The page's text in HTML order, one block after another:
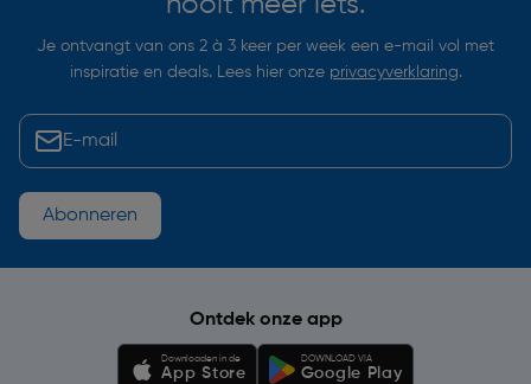
Je ontvangt van ons 2 à 3 keer per week een e-mail vol met
inspiratie en deals. Lees hier onze privacyverklaring.
Abonneren
Ontdek onze app
Downloaden in de
App Store
DOWNLOAD VIA
Google Play